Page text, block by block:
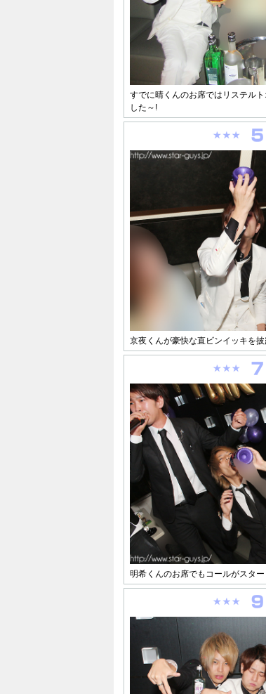
すでに晴くんのお席ではリステル
した～!
京夜くんが豪快な直ビンイッキを
明希くんのお席でもコールがスタ